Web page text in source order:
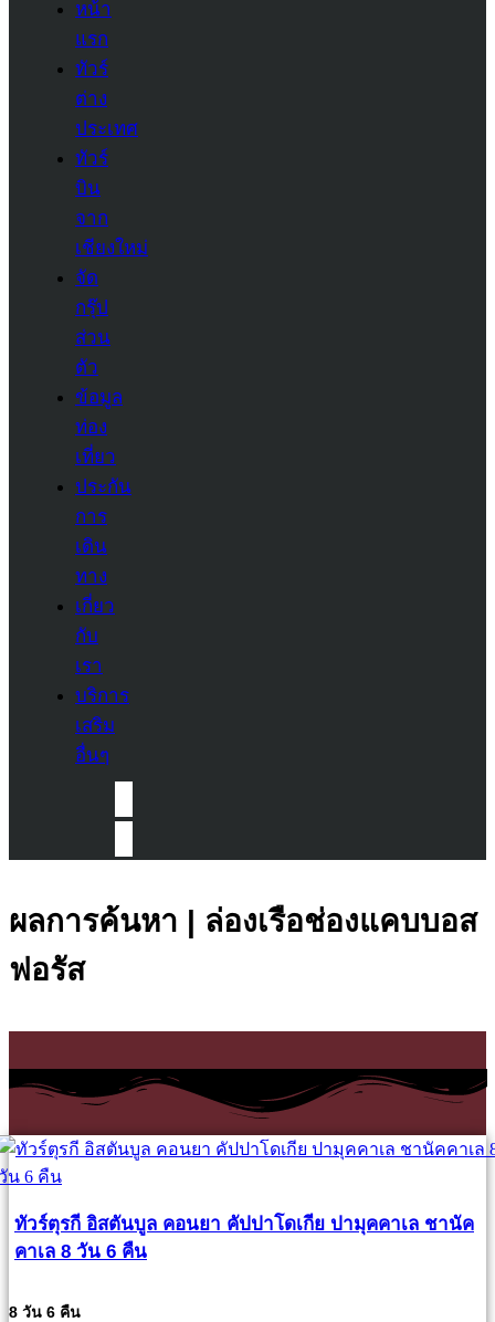
หน้า
แรก
ทัวร์
ต่าง
ประเทศ
ทัวร์
บิน
จาก
เชียงใหม่
จัด
กรุ๊ป
ส่วน
ตัว
ข้อมูล
ท่อง
เที่ยว
ประกัน
การ
เดิน
ทาง
เกี่ยว
กับ
เรา
บริการ
เสริม
อื่นๆ
ผลการค้นหา | ล่องเรือช่องแคบบอส
ฟอรัส
ทัวร์ตุรกี อิสตันบูล คอนยา คัปปาโดเกีย ปามุคคาเล ชานัค
คาเล 8 วัน 6 คืน
8 วัน 6 คืน